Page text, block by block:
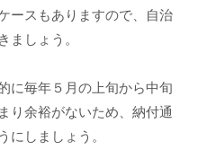
ースもありますので、自治
しょう。
に毎年５月の上旬から中旬
り余裕がないため、納付通
しましょう。